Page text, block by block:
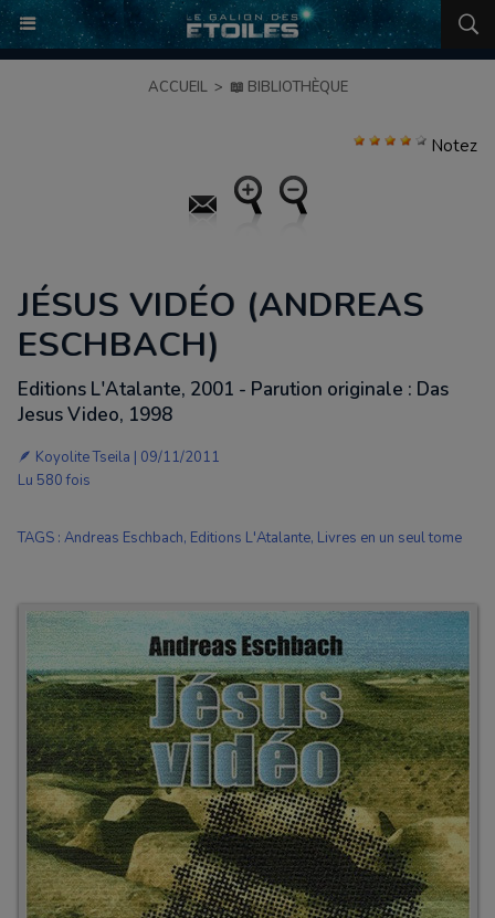
ACCUEIL > 📖 BIBLIOTHÈQUE
Notez
JÉSUS VIDÉO (ANDREAS
ESCHBACH)
Editions L'Atalante, 2001 - Parution originale : Das
Jesus Video, 1998
🪶 Koyolite Tseila | 09/11/2011
Lu 580 fois
TAGS : Andreas Eschbach, Editions L'Atalante, Livres en un seul tome